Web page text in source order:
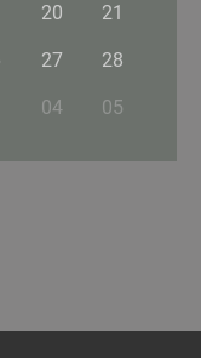
20 21
27 28
04 05